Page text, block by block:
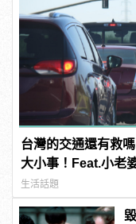
台灣的交通還有救
大小事！Feat.小老
型男
生活話題